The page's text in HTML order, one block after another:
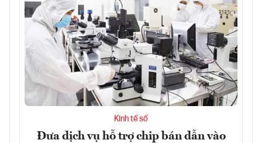
Kinh tế số
Đưa dịch vụ hỗ trợ chip bán dẫn vào